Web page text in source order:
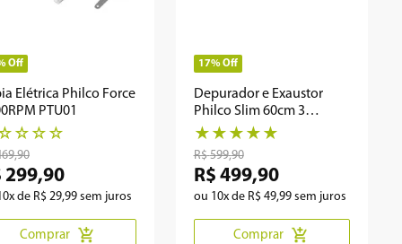
Off
Elétrica Philco Force
PTU01
☆ ☆ ☆
,90
299,90
x de R$ 29,99 sem juros
Comprar
17% Off
Depurador e Exaustor
Philco Slim 60cm 3
velocidades PDR60I
★ ★ ★ ★ ★
R$ 599,90
R$ 499,90
ou 10x de R$ 49,99sem juros
Comprar